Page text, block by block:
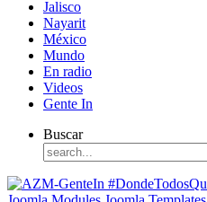
Jalisco
Nayarit
México
Mundo
En radio
Videos
Gente In
Buscar